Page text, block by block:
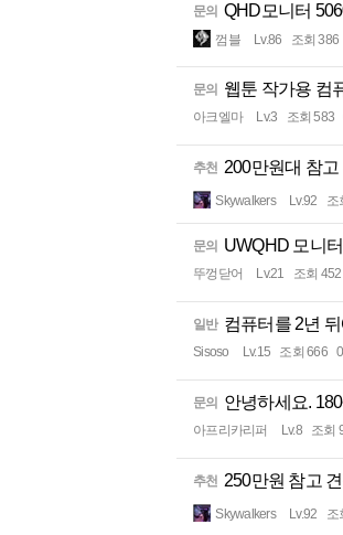
문의 QHD모니터
껌블 Lv.86 조회 386
문의 웹툰 작가용 컴
아크엘마 Lv.3 조회 583
추천 200만원대 참
Skywalkers Lv.92 조
문의 UWQHD 모니
뚜껑닫어 Lv.21 조회 452
일반 컴퓨터를 2년
Sisoso Lv.15 조회 666
문의 안녕하세요.
아프리카리퍼 Lv.8 조회
추천 250만원 참고
Skywalkers Lv.92 조